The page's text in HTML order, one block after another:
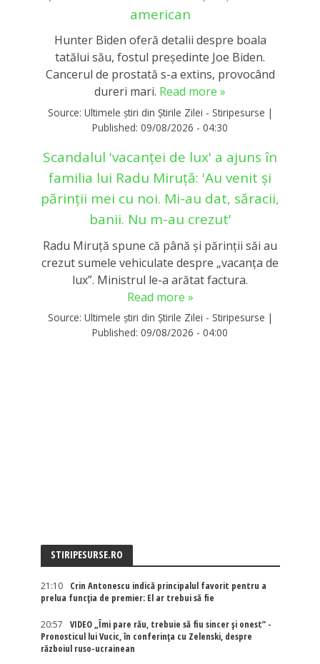
american
Hunter Biden oferă detalii despre boala
tatălui său, fostul președinte Joe Biden.
Cancerul de prostată s-a extins, provocând
dureri mari. Read more »
Source: Ultimele știri din Știrile Zilei - Stiripesurse |
Published: 09/08/2026 - 04:30
Scandalul 'vacanței de lux' a ajuns în
familia lui Radu Miruță: 'Au venit și
părinții mei cu noi. Mi-au dat, săracii,
banii. Nu m-au crezut'
Radu Miruță spune că până și părinții săi au
crezut sumele vehiculate despre „vacanța de
lux”. Ministrul le-a arătat factura.
Read more »
Source: Ultimele știri din Știrile Zilei - Stiripesurse |
Published: 09/08/2026 - 04:00
STIRIPESURSE.RO
21:10
Crin Antonescu indică principalul favorit pentru a
prelua funcția de premier: El ar trebui să fie
20:57
VIDEO „Îmi pare rău, trebuie să fiu sincer și onest” -
Pronosticul lui Vucic, în conferința cu Zelenski, despre
războiul ruso-ucrainean